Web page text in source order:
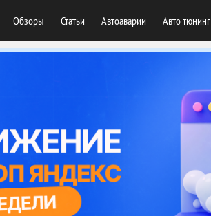
Обзоры Статьи Автоаварии Авто тюнинг